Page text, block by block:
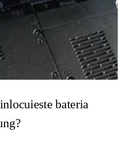
bateria